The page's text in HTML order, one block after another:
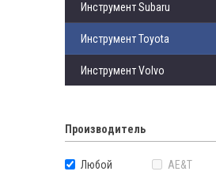
Инструмент Subaru
Инструмент Toyota
Инструмент Volvo
Производитель
Любой AE&T